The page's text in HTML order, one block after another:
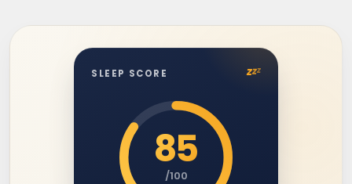
SLEEP SCORE zzz
85
/100